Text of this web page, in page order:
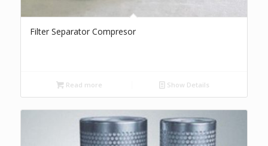
Filter Separator Compresor
Read more Show Details